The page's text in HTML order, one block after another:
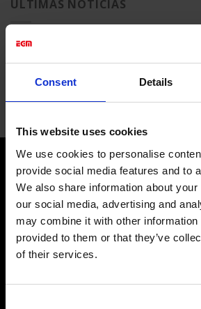
Consent Details
This website uses cookies
We use cookies to personalise
provide social media features and to
We also share information about
our social media, advertising and
may combine it with other information
provided to them or that they’ve
of their services.
ÚLTIMAS NOTICIAS
Comments Offon
LABORATORIS COLOR EGM
Barcelona 08021